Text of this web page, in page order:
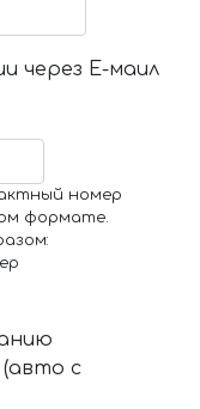
через Е-маил
номер
формате.
с